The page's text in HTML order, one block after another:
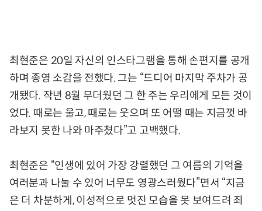
최현준은 20일 자신의 인스타그램을 통해 손편지를 공개
하며 종영 소감을 전했다. 그는 “드디어 마지막 주차가 공
개됐다. 작년 8월 무더웠던 그 한 주는 우리에게 모든 것이
었다. 때로는 울고, 때로는 웃으며 또 어떨 때는 지금껏 바
라보지 못한 나와 마주쳤다”고 고백했다.
최현준은 “인생에 있어 가장 강렬했던 그 여름의 기억을
여러분과 나눌 수 있어 너무도 영광스러웠다”면서 “지금
은 더 차분하게, 이성적으로 멋진 모습을 못 보여드려 죄